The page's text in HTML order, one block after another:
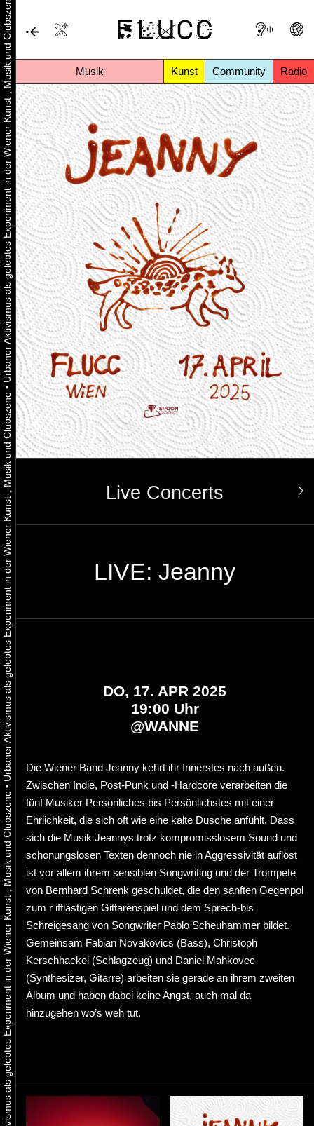
Musik Kunst Community Radio
Urbaner Aktivismus als gelebtes Experiment in der Wiener Kunst-, Musik und Clubszene
•
Urbaner Aktivismus als gelebtes Experiment in der Wiener Kunst-, Musik und Clubszene
•
Urbaner Aktivismus als gelebtes Experiment in der Wiener Kunst-, Musik und Clubszene
Live Concerts
LIVE: Jeanny
DO, 17. APR 2025
19:00 Uhr
@WANNE
Die Wiener Band Jeanny kehrt ihr Innerstes nach außen.
Zwischen Indie, Post-Punk und -Hardcore verarbeiten die
fünf Musiker Persönliches bis Persönlichstes mit einer
Ehrlichkeit, die sich oft wie eine kalte Dusche anfühlt. Dass
sich die Musik Jeannys trotz kompromisslosem Sound und
schonungslosen Texten dennoch nie in Aggressivität auflöst
ist vor allem ihrem sensiblen Songwriting und der Trompete
von Bernhard Schrenk geschuldet, die den sanften Gegenpol
zum r ifflastigen Gittarenspiel und dem Sprech-bis
Schreigesang von Songwriter Pablo Scheuhammer bildet.
Gemeinsam Fabian Novakovics (Bass), Christoph
Kerschhackel (Schlagzeug) und Daniel Mahkovec
(Synthesizer, Gitarre) arbeiten sie gerade an ihrem zweiten
Album und haben dabei keine Angst, auch mal da
hinzugehen wo’s weh tut.